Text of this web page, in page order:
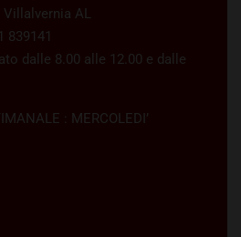
Villalvernia AL
839141
dalle 8.00 alle 12.00 e dalle
: MERCOLEDI’